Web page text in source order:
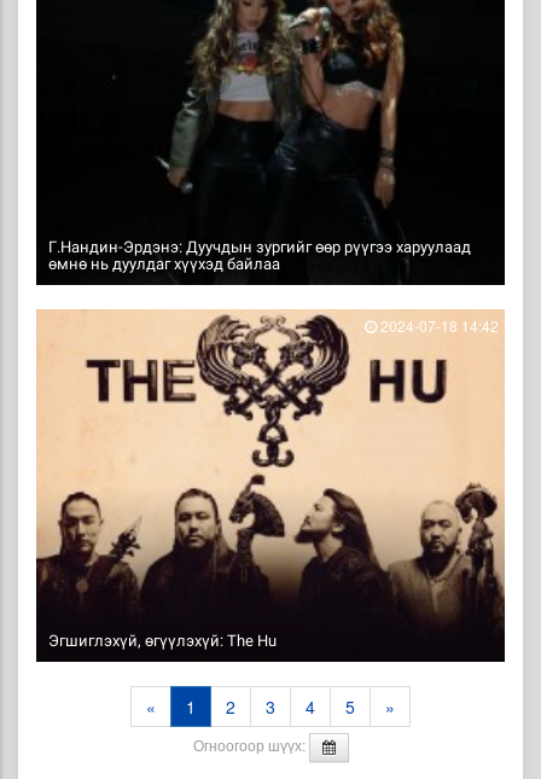
Г.Нандин-Эрдэнэ: Дуучдын зургийг өөр рүүгээ харуулаад
өмнө нь дуулдаг хүүхэд байлаа
Эгшиглэхүй, өгүүлэхүй: The Hu
2024-07-18 14:42
« 1 2 3 4 5 »
Огноогоор шүүх: